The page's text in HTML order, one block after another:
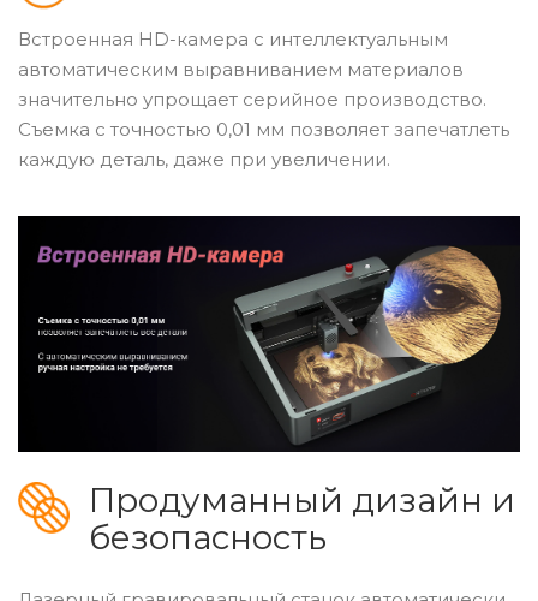
Встроенная HD-камера с интеллектуальным
автоматическим выравниванием материалов
значительно упрощает серийное производство.
Съемка с точностью 0,01 мм позволяет запечатлеть
каждую деталь, даже при увеличении.
Продуманный дизайн и
безопасность